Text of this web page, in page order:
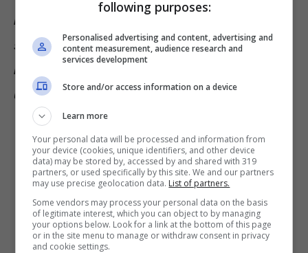
necessario richiedere la ricongiunzione, ma
si applicherebbe il cumulo gratuito,
nell’ipotesi in cui si abbia la contribuzione in
un’unica gestione. È vero? Grazie.”
following purposes:
Personalised advertising and content, advertising and
content measurement, audience research and
services development
Store and/or access information on a device
Learn more
Your personal data will be processed and information from
your device (cookies, unique identifiers, and other device
data) may be stored by, accessed by and shared with 319
partners, or used specifically by this site. We and our partners
may use precise geolocation data. List of partners.
Some vendors may process your personal data on the basis
of legitimate interest, which you can object to by managing
your options below. Look for a link at the bottom of this page
or in the site menu to manage or withdraw consent in privacy
and cookie settings.